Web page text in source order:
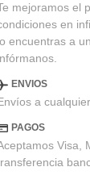
mejoramos el
en
encuentras a
ENVIOS
a
PAGOS
Visa,